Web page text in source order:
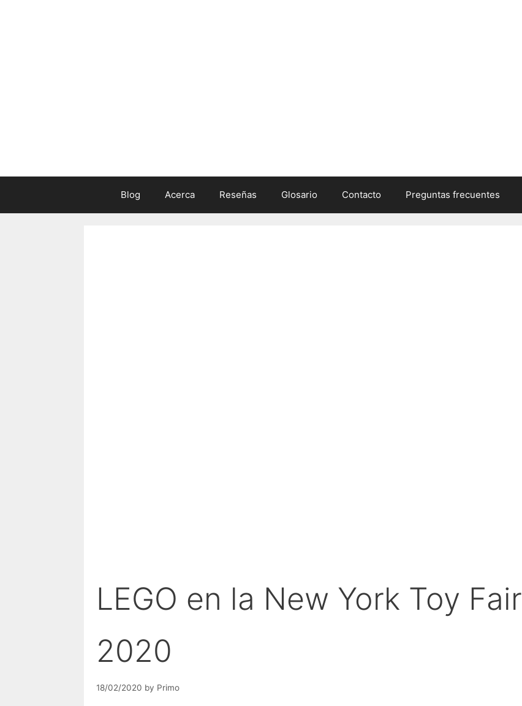
Blog Acerca Reseñas Glosario Contacto Preguntas frecuentes
LEGO en la New York Toy Fair
2020
18/02/2020 by Primo